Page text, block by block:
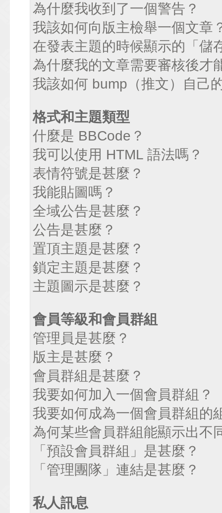
為什麼我收到了一個警告？
我該如何向版主檢舉一個文章
在發表主題的時候顯示的「儲
為什麼我的文章需要審核後才
我該如何 bump（推文）自己
格式和主題類型
什麼是 BBCode？
我可以使用 HTML 語法嗎？
表情符號是甚麼？
我能貼圖嗎？
全域公告是甚麼？
公告是甚麼？
置頂主題是甚麼？
鎖定主題是甚麼？
主題圖示是甚麼？
會員等級和會員群組
管理員是甚麼？
版主是甚麼？
會員群組是甚麼？
我要如何加入一個會員群組？
我要如何成為一個會員群組的
為何某些會員群組能顯示出不
「預設會員群組」是甚麼？
「管理團隊」連結是甚麼？
私人訊息